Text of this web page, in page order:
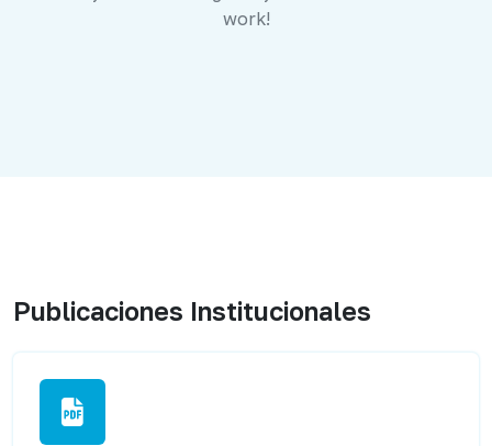
work!
Publicaciones Institucionales